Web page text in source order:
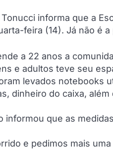
informa que a
feira (14). Já não é
a 22 anos a
e adultos teve seu
levados notebooks
dinheiro do caixa,
informou que as
e pedimos mais